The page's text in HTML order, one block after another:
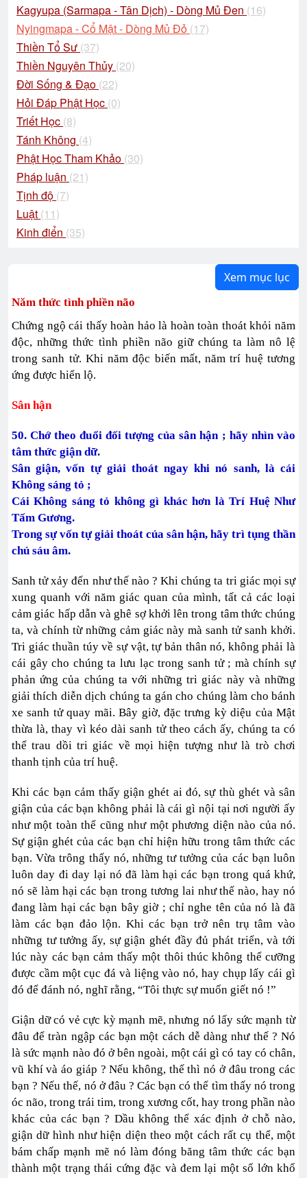
Kagyupa (Sarmapa - Tân Dịch) - Dòng Mủ Đen (16)
Nyingmapa - Cổ Mật - Dòng Mủ Đỏ (17)
Thiền Tổ Sư (37)
Thiền Nguyên Thủy (20)
Đời Sống & Đạo (22)
Hỏi Đáp Phật Học (0)
Triết Học (8)
Tánh Không (4)
Phật Học Tham Khảo (30)
Pháp luận (21)
Tịnh độ (7)
Luật (11)
Kinh điển (35)
Xem mục lục
Năm thức tình phiền não
Chứng ngộ cái thấy hoàn hảo là hoàn toàn thoát khỏi năm
độc, những thức tình phiền não giữ chúng ta làm nô lệ
trong sanh tử. Khi năm độc biến mất, năm trí huệ tương
ứng được hiển lộ.
Sân hận
50. Chớ theo đuổi đối tượng của sân hận ; hãy nhìn vào
tâm thức giận dữ.
Sân giận, vốn tự giải thoát ngay khi nó sanh, là cái
Không sáng tỏ ;
Cái Không sáng tỏ không gì khác hơn là Trí Huệ Như
Tấm Gương.
Trong sự vốn tự giải thoát của sân hận, hãy trì tụng thần
chú sáu âm.
Sanh tử xảy đến như thế nào ? Khi chúng ta tri giác mọi sự
xung quanh với năm giác quan của mình, tất cả các loại
cảm giác hấp dẫn và ghê sợ khởi lên trong tâm thức chúng
ta, và chính từ những cảm giác này mà sanh tử sanh khởi.
Tri giác thuần túy về sự vật, tự bản thân nó, không phải là
cái gây cho chúng ta lưu lạc trong sanh tử ; mà chính sự
phản ứng của chúng ta với những tri giác này và những
giải thích diễn dịch chúng ta gán cho chúng làm cho bánh
xe sanh tử quay mãi. Bây giờ, đặc trưng kỳ diệu của Mật
thừa là, thay vì kéo dài sanh tử theo cách ấy, chúng ta có
thể trau dồi tri giác về mọi hiện tượng như là trò chơi
thanh tịnh của trí huệ.
Khi các bạn cảm thấy giận ghét ai đó, sự thù ghét và sân
giận của các bạn không phải là cái gì nội tại nơi người ấy
như một toàn thể cũng như một phương diện nào của nó.
Sự giận ghét của các bạn chỉ hiện hữu trong tâm thức các
bạn. Vừa trông thấy nó, những tư tưởng của các bạn luôn
luôn day đi day lại nó đã làm hại các bạn trong quá khứ,
nó sẽ làm hại các bạn trong tương lai như thế nào, hay nó
đang làm hại các bạn bây giờ ; chỉ nghe tên của nó là đã
làm các bạn đảo lộn. Khi các bạn trở nên trụ tâm vào
những tư tưởng ấy, sự giận ghét đầy đủ phát triển, và tới
lúc này các bạn cảm thấy một thôi thúc không thể cưỡng
được cầm một cục đá và liệng vào nó, hay chụp lấy cái gì
đó để đánh nó, nghĩ rằng, “Tôi thực sự muốn giết nó !”
Giận dữ có vẻ cực kỳ mạnh mẽ, nhưng nó lấy sức mạnh từ
đâu để tràn ngập các bạn một cách dễ dàng như thế ? Nó
là sức mạnh nào đó ở bên ngoài, một cái gì có tay có chân,
vũ khí và áo giáp ? Nếu không, thế thì nó ở đâu trong các
bạn ? Nếu thế, nó ở đâu ? Các bạn có thể tìm thấy nó trong
óc não, trong trái tim, trong xương cốt, hay trong phần nào
khác của các bạn ? Dầu không thể xác định ở chỗ nào,
giận dữ hình như hiện diện theo một cách rất cụ thể, một
bám chấp mạnh mẽ nó làm đóng băng tâm thức các bạn
thành một trạng thái cứng đặc và đem lại một số lớn khổ